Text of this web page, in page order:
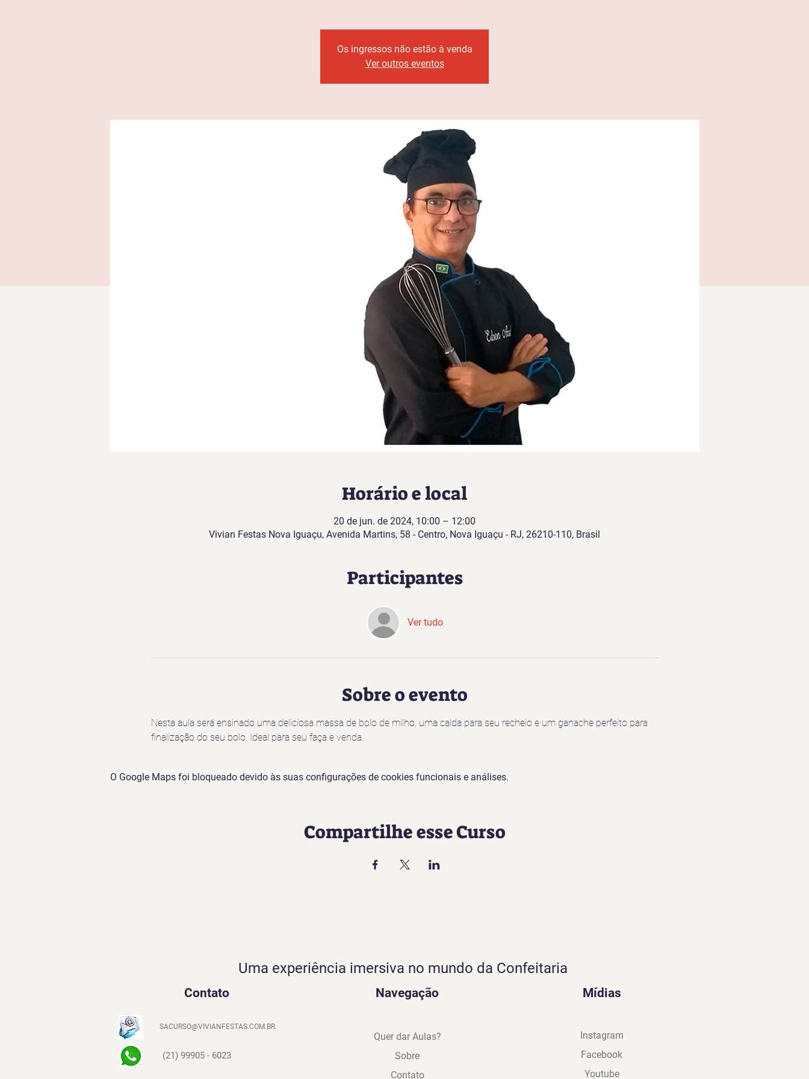
Os ingressos não estão à venda
Ver outros eventos
Horário e local
20 de jun. de 2024, 10:00 – 12:00
Vivian Festas Nova Iguaçu, Avenida Martins, 58 - Centro, Nova Iguaçu - RJ, 26210-110, Brasil
Participantes
Ver tudo
Sobre o evento
Nesta aula será ensinado uma deliciosa massa de bolo de milho, uma calda para seu recheio e um ganache perfeito para
finalização do seu bolo. Ideal para seu faça e venda.
O Google Maps foi bloqueado devido às suas configurações de cookies funcionais e análises.
Compartilhe esse Curso
Uma experiência imersiva no mundo da Confeitaria
Contato
SACURSO@VIVIANFESTAS.COM.BR
(21) 99905 - 6023
Navegação
Quer dar Aulas?
Sobre
Contato
Mídias
Instagram
Facebook
Youtube